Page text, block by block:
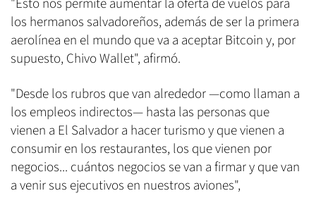
los hermanos salvadoreños, además de ser la primera
aerolínea en el mundo que va a aceptar Bitcoin y, por
supuesto, Chivo Wallet", afirmó.
"Desde los rubros que van alrededor —como llaman a
los empleos indirectos— hasta las personas que
vienen a El Salvador a hacer turismo y que vienen a
consumir en los restaurantes, los que vienen por
negocios... cuántos negocios se van a firmar y que van
a venir sus ejecutivos en nuestros aviones",